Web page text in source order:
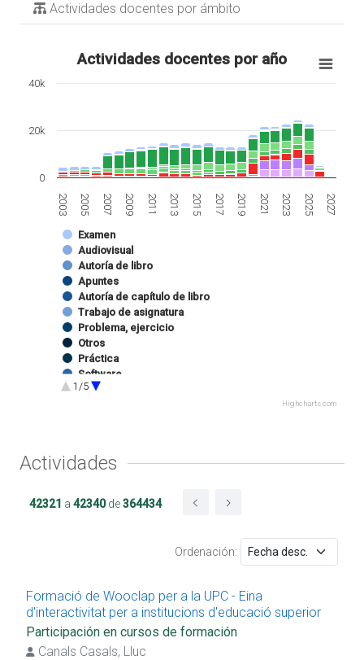
Actividades docentes por ámbito
Actividades docentes por año
Examen
Audiovisual
Autoría de libro
Apuntes
Autoría de capítulo de libro
Trabajo de asignatura
Problema, ejercicio
Otros
Práctica
Software
Ejercicio de prácticas
Autoría de capítulo de catálogo de exposición
Website
Proyecto Final de Máster Oficial
Proyecto/Trabajo final de carrera
Estancia en centro RDI
Proyecto final de máster UPC
Trabajo de proyecto
Participación en cursos de formación
Impartición de cursos de formación
1/5
2003 2005 2007 2009 2011 2013 2015 2017 2019 2021 2023 2025 2027
0
20k
40k
Highcharts.com
Actividades
42321 a 42340de364434
Ordenación:
Formació de Wooclap per a la UPC - Eina
d'interactivitat per a institucions d'educació superior
Participación en cursos de formación
Canals Casals, Lluc